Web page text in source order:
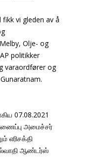
vi gleden av å
Olje- og
politikker
varaordfører og
07.08.2021
அமைச்சர்
எரிசக்தி
ஆண்டர்ஸ்